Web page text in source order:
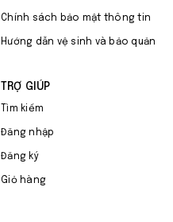
Chính sách bảo mật thông tin
Hướng dẫn vệ sinh và bảo quản
TRỢ GIÚP
Tìm kiếm
Đăng nhập
Đăng ký
Giỏ hàng